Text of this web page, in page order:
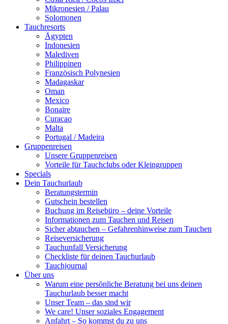
Mikronesien / Palau
Solomonen
Tauchresorts
Ägypten
Indonesien
Malediven
Philippinen
Französisch Polynesien
Madagaskar
Oman
Mexico
Bonaire
Curacao
Malta
Portugal / Madeira
Gruppenreisen
Unsere Gruppenreisen
Vorteile für Tauchclubs oder Kleingruppen
Specials
Dein Tauchurlaub
Beratungstermin
Gutschein bestellen
Buchung im Reisebüro – deine Vorteile
Informationen zum Tauchen und Reisen
Sicher abtauchen – Gefahrenhinweise zum Tauchen
Reiseversicherung
Tauchunfall Versicherung
Checkliste für deinen Tauchurlaub
Tauchjournal
Über uns
Warum eine persönliche Beratung bei uns deinen
Tauchurlaub besser macht
Unser Team – das sind wir
We care! Unser soziales Engagement
Anfahrt – So kommst du zu uns